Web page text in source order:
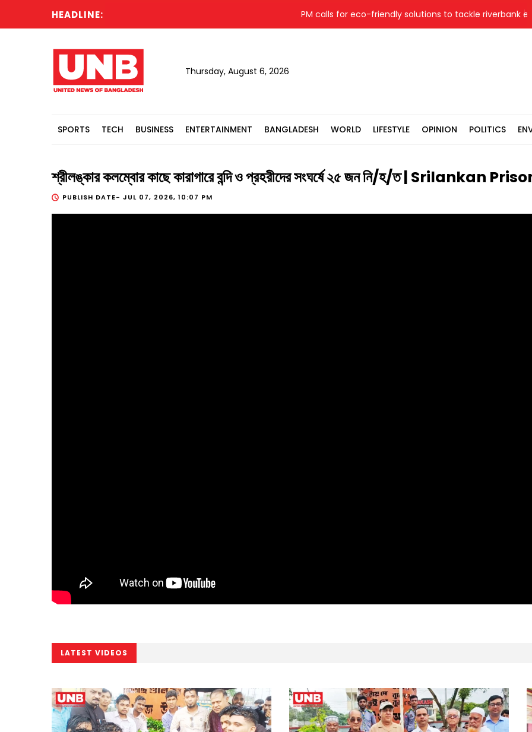
HEADLINE: PM calls for eco-friendly solutions to tackle riverbank
Thursday, August 6, 2026
SPORTS TECH BUSINESS ENTERTAINMENT BANGLADESH WORLD LIFESTYLE OPINION POLITICS
শ্রীলঙ্কার কলম্বোর কাছে কারাগারে বন্দি ও প্রহরীদের সংঘর্ষে ২৫ জন নি/হ/ত | Srilankan
PUBLISH DATE- JUL 07, 2026, 10:07 PM
LATEST VIDEOS